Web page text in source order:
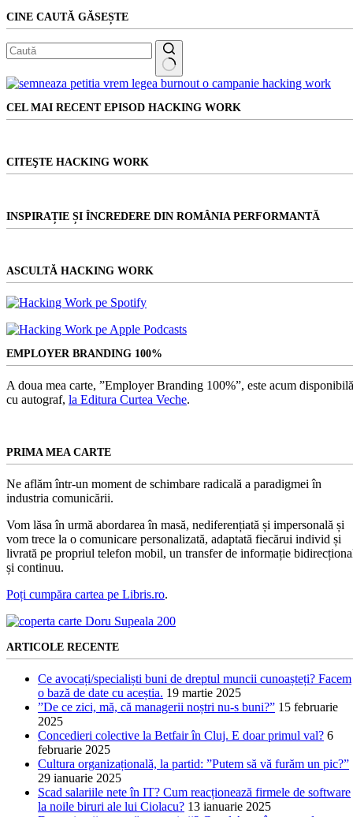
cool:
Liberland,
un
Singapore
aproape
de
Timișoara
CINE CAUTĂ GĂSEȘTE
Niciun
CEL MAI RECENT EPISOD HACKING WORK
CITEŞTE HACKING WORK
INSPIRAȚIE ȘI ÎNCREDERE DIN ROMÂNIA PERFORMANTĂ
ASCULTĂ HACKING WORK
EMPLOYER BRANDING 100%
A doua mea carte, ”Employer Branding 100%”, este acum
cu autograf, la Editura Curtea Veche.
PRIMA MEA CARTE
Ne aflăm într-un moment de schimbare radicală a paradigmei în
industria comunicării.
Vom lăsa în urmă abordarea în masă, nediferențiată și impersonală și
vom trece la o comunicare personalizată, adaptată fiecărui individ și
livrată pe propriul telefon mobil, un transfer de informație
și continuu.
Poți cumpăra cartea pe Libris.ro.
ARTICOLE RECENTE
Ce avocați/specialiști buni de dreptul muncii cunoașteți? Facem
o bază de date cu aceștia. 19 martie 2025
”De ce zici, mă, că managerii noștri nu-s buni?” 15 februarie
2025
Concedieri colective la Betfair în Cluj. E doar primul val? 6
februarie 2025
Cultura organizațională, la partid: ”Putem să vă furăm un pic?”
29 ianuarie 2025
Scad salariile nete în IT? Cum reacționează firmele de software
la noile biruri ale lui Ciolacu? 13 ianuarie 2025